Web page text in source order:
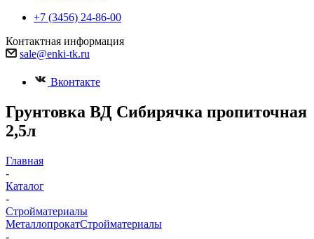
+7 (3456) 24-86-00
Контактная информация
sale@enki-tk.ru
Вконтакте
Грунтовка ВД Сибирячка пропиточная
2,5л
Главная
-
Каталог
-
Стройматериалы
МеталлопрокатСтройматериалы
-